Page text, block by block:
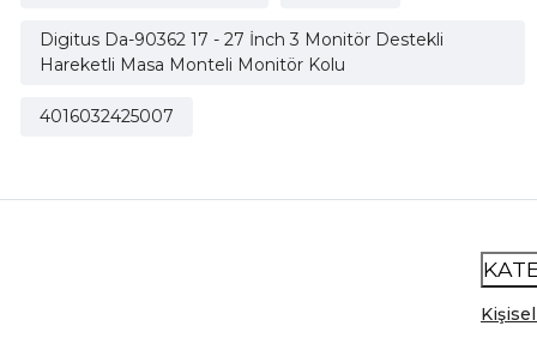
Digitus Da-90362 17 - 27 İnch 3 Monitör Destekli
Hareketli Masa Monteli Monitör Kolu
4016032425007